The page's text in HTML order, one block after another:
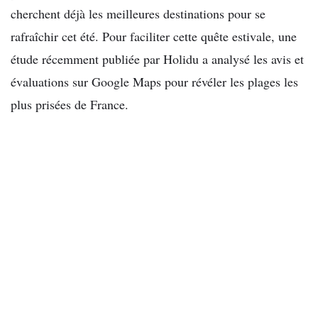
cherchent déjà les meilleures destinations pour se
rafraîchir cet été. Pour faciliter cette quête estivale, une
étude récemment publiée par Holidu a analysé les avis et
évaluations sur Google Maps pour révéler les plages les
plus prisées de France.